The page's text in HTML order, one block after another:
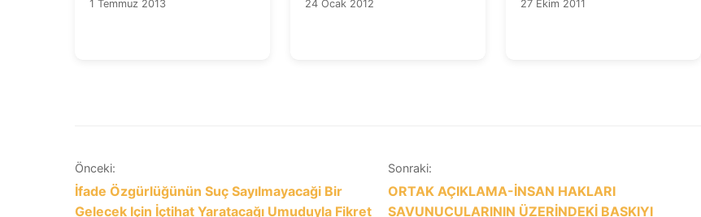
1 Temmuz 2013 24 Ocak 2012 27 Ekim 2011
Yazı
gezinmesi
Önceki:
İfade Özgürlüğünün Suç Sayılmayacaği Bir
Gelecek Için İçtihat Yaratacağı Umuduyla Fikret
Sonraki:
ORTAK AÇIKLAMA-İNSAN HAKLARI
SAVUNUCULARININ ÜZERİNDEKİ BASKIYI